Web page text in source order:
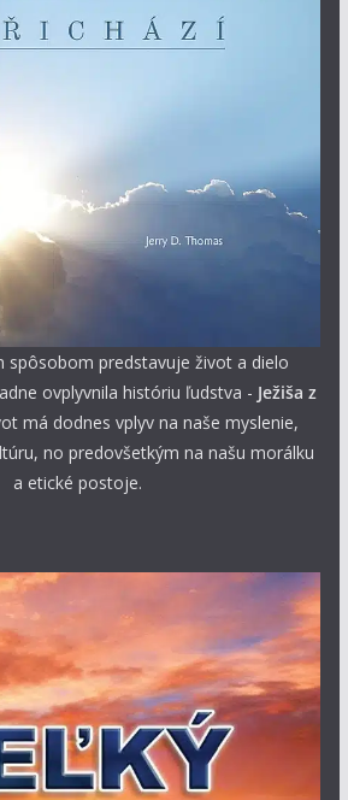
spôsobom predstavuje život a dielo
ovplyvnila históriu ľudstva - Ježiša z
má dodnes vplyv na naše myslenie,
no predovšetkým na našu morálku
a etické postoje.